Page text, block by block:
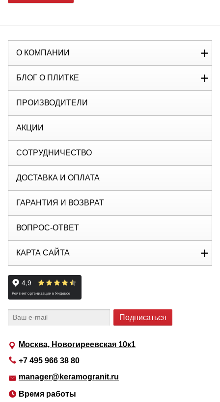
Москва, Новогиреевская 10к1
+7 495 966 38 80
manager@keramogranit.ru
Время работы
О КОМПАНИИ
БЛОГ О ПЛИТКЕ
ПРОИЗВОДИТЕЛИ
АКЦИИ
СОТРУДНИЧЕСТВО
ДОСТАВКА И ОПЛАТА
ГАРАНТИЯ И ВОЗВРАТ
ВОПРОС-ОТВЕТ
КАРТА САЙТА